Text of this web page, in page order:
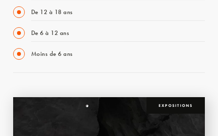
De 12 à 18 ans
De 6 à 12 ans
Moins de 6 ans
EXPOSITIONS